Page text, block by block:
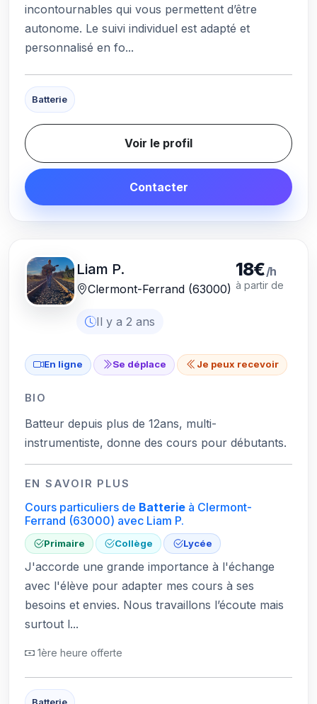
incontournables qui vous permettent d’être
autonome. Le suivi individuel est adapté et
personnalisé en fo...
Batterie
Voir le profil
Contacter
Liam P.
Clermont-Ferrand (63000)
Il y a 2 ans
18€/h
à partir de
En ligne Se déplace Je peux recevoir
BIO
Batteur depuis plus de 12ans, multi-
instrumentiste, donne des cours pour débutants.
EN SAVOIR PLUS
Cours particuliers de Batterieà Clermont-
Ferrand (63000) avec Liam P.
Primaire Collège Lycée
J'accorde une grande importance à l'échange
avec l'élève pour adapter mes cours à ses
besoins et envies. Nous travaillons l’écoute mais
surtout l...
1ère heure offerte